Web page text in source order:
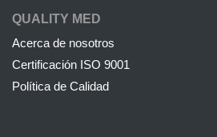
QUALITY MED
Acerca de nosotros
Certificación ISO 9001
Política de Calidad